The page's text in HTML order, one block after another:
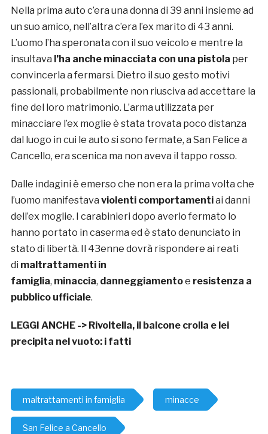
Nella prima auto c’era una donna di 39 anni insieme ad
un suo amico, nell’altra c’era l’ex marito di 43 anni.
L’uomo l’ha speronata con il suo veicolo e mentre la
insultava l’ha anche minacciata con una pistola per
convincerla a fermarsi. Dietro il suo gesto motivi
passionali, probabilmente non riusciva ad accettare la
fine del loro matrimonio. L’arma utilizzata per
minacciare l’ex moglie è stata trovata poco distanza
dal luogo in cui le auto si sono fermate, a San Felice a
Cancello, era scenica ma non aveva il tappo rosso.
Dalle indagini è emerso che non era la prima volta che
l’uomo manifestava violenti comportamentiai danni
dell’ex moglie. I carabinieri dopo averlo fermato lo
hanno portato in caserma ed è stato denunciato in
stato di libertà. Il 43enne dovrà rispondere ai reati
di maltrattamenti in
famiglia, minaccia, danneggiamentoe resistenza a
pubblico ufficiale.
LEGGI ANCHE -> Rivoltella, il balcone crolla e lei
precipita nel vuoto: i fatti
maltrattamenti in famiglia minacce
San Felice a Cancello